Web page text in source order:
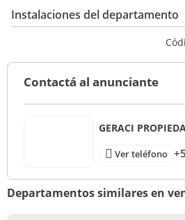
51 m2
Instalaciones del departamento
Contactá al anunciante
GERACI
Ver teléfono
Departamentos similares en